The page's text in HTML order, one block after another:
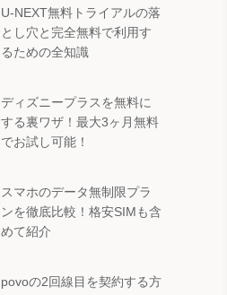
U-NEXT無料トライアルの落
とし穴と完全無料で利用す
るための全知識
ディズニープラスを無料に
する裏ワザ！最大3ヶ月無料
でお試し可能！
スマホのデータ無制限プラ
ンを徹底比較！格安SIMも含
めて紹介
povoの2回線目を契約する方